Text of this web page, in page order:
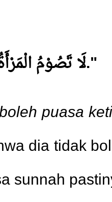
"لَا تَصُوْمُ الْمَرْأَةُ وَزَوْجُهَا شَاهِدٌ إِلَّا بِــإِذْنِهِ."
puasa
dia tidak
sunnah